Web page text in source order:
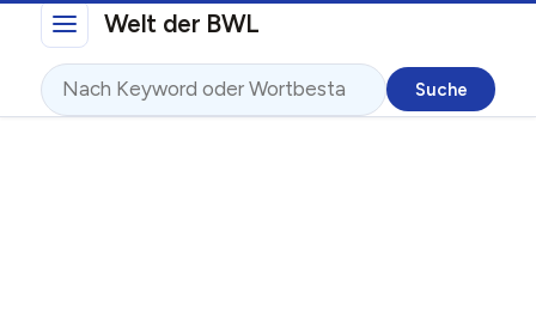
Direkt zum InhaltWelt der BWL
Suche